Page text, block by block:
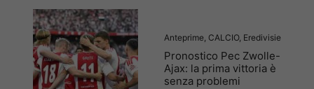
Anteprime, CALCIO, Eredivisie
Pronostico Pec Zwolle-
Ajax: la prima vittoria è
senza problemi